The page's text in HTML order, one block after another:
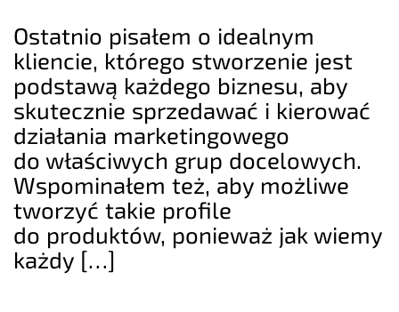
Ostatnio pisałem o idealnym
kliencie, którego stworzenie jest
podstawą każdego biznesu, aby
skutecznie sprzedawać i kierować
działania marketingowego
do właściwych grup docelowych.
Wspominałem też, aby możliwe
tworzyć takie profile
do produktów, ponieważ jak wiemy
każdy […]